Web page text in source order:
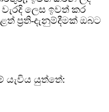
ලෙස ඉවත් කර
ප්‍රති-දැනුම්දීමක් ඔබට
යැවිය යුත්තේ: